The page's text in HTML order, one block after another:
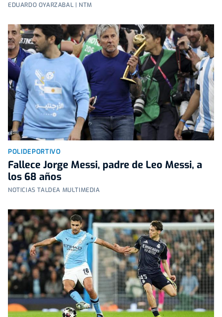
EDUARDO OYARZABAL | NTM
POLIDEPORTIVO
Fallece Jorge Messi, padre de Leo Messi, a
los 68 años
NOTICIAS TALDEA MULTIMEDIA